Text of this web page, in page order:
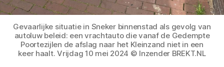
Gevaarlijke situatie in Sneker binnenstad als gevolg van
autoluw beleid: een vrachtauto die vanaf de Gedempte
Poortezijlen de afslag naar het Kleinzand niet in een
keer haalt. Vrijdag 10 mei 2024 © Inzender BREKT.NL